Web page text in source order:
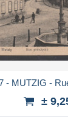
- MUTZIG -
±